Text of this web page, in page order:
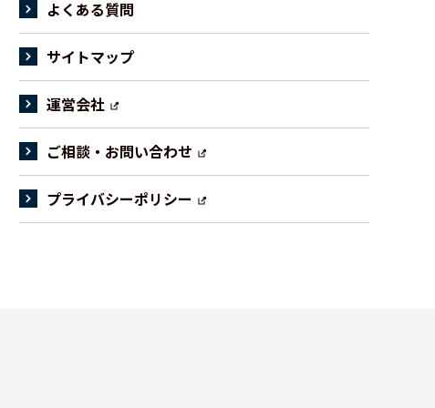
よくある質問
サイトマップ
運営会社
ご相談・お問い合わせ
プライバシーポリシー